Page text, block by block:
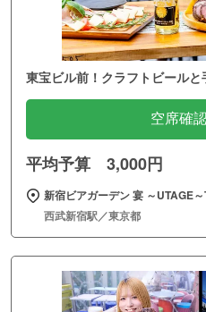
東宝ビル前！クラフトビール
空席確
平均予算 3,000円
新宿ビアガーデン 宴 ～UTAGE
西武新宿駅／東京都